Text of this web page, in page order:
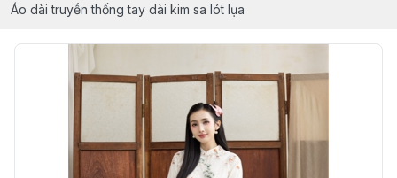
Áo dài truyền thống tay dài kim sa lót lụa